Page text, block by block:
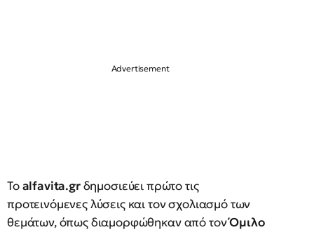
Τοalfavita.grδημοσιεύει πρώτο τις
προτεινόμενες λύσεις και τον σχολιασμό των
θεμάτων, όπως διαμορφώθηκαν από τονΌμιλο